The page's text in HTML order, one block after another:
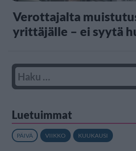
Verottajalta
yrittäjälle – ei syytä
Luetuimmat
PÄIVÄ VIIKKO KUUKAUSI